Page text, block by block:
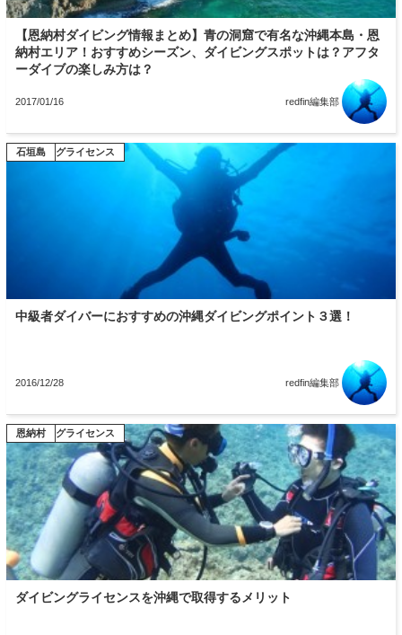
【恩納村ダイビング情報まとめ】青の洞窟で有名な沖縄本島・恩
納村エリア！おすすめシーズン、ダイビングスポットは？アフタ
ーダイブの楽しみ方は？
2017/01/16 redfin編集部
中級者ダイバーにおすすめの沖縄ダイビングポイント３選！
2016/12/28
ダイビングライセンス
宮古島
恩納村
石垣島
redfin編集部
ダイビングライセンスを沖縄で取得するメリット
ダイビングライセンス
恩納村